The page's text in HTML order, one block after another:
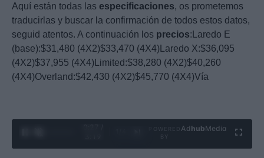
Aquí están todas las especificaciones, os prometemos
traducirlas y buscar la confirmación de todos estos datos,
seguid atentos. A continuación los precios:Laredo E
(base):$31,480 (4X2)$33,470 (4X4)Laredo X:$36,095
(4X2)$37,955 (4X4)Limited:$38,280 (4X2)$40,260
(4X4)Overland:$42,430 (4X2)$45,770 (4X4)Vía
Ad hubMedia